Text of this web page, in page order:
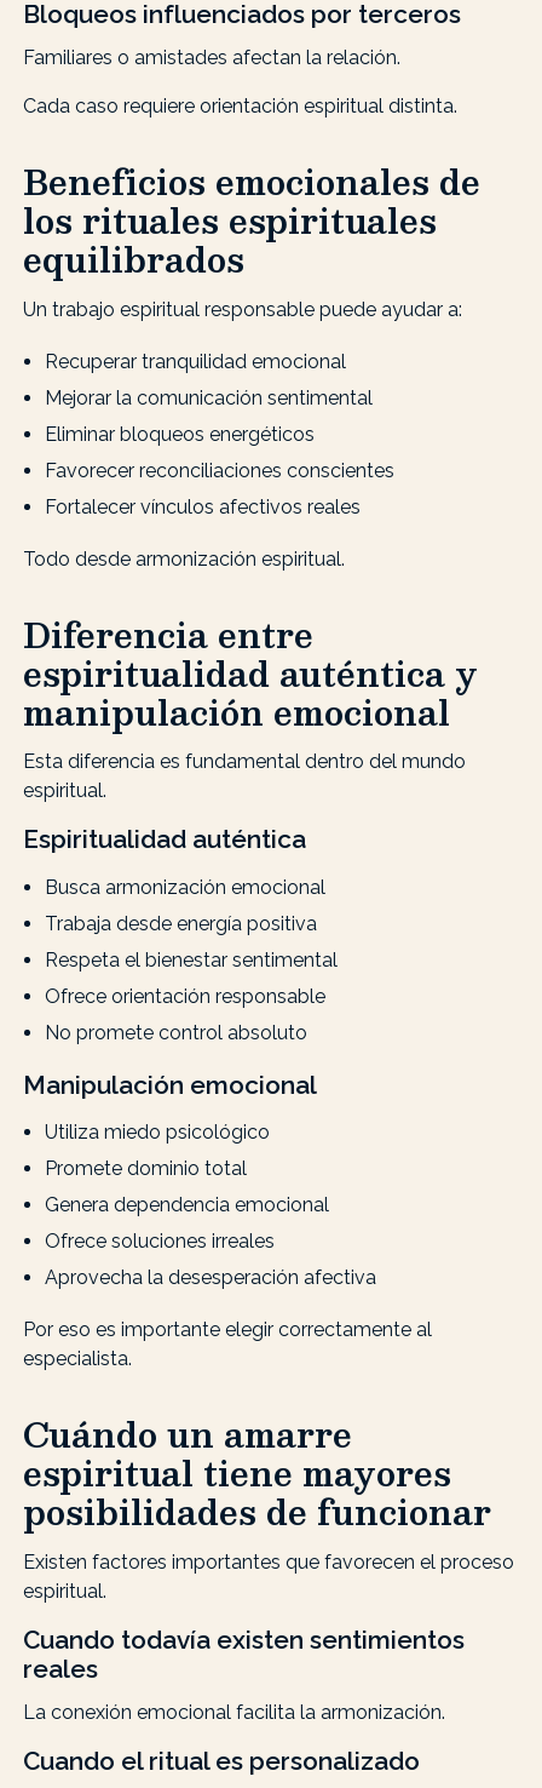
Bloqueos influenciados por terceros
Familiares o amistades afectan la relación.
Cada caso requiere orientación espiritual distinta.
Beneficios emocionales de
los rituales espirituales
equilibrados
Un trabajo espiritual responsable puede ayudar a:
Recuperar tranquilidad emocional
Mejorar la comunicación sentimental
Eliminar bloqueos energéticos
Favorecer reconciliaciones conscientes
Fortalecer vínculos afectivos reales
Todo desde armonización espiritual.
Diferencia entre
espiritualidad auténtica y
manipulación emocional
Esta diferencia es fundamental dentro del mundo
espiritual.
Espiritualidad auténtica
Busca armonización emocional
Trabaja desde energía positiva
Respeta el bienestar sentimental
Ofrece orientación responsable
No promete control absoluto
Manipulación emocional
Utiliza miedo psicológico
Promete dominio total
Genera dependencia emocional
Ofrece soluciones irreales
Aprovecha la desesperación afectiva
Por eso es importante elegir correctamente al
especialista.
Cuándo un amarre
espiritual tiene mayores
posibilidades de funcionar
Existen factores importantes que favorecen el proceso
espiritual.
Cuando todavía existen sentimientos
reales
La conexión emocional facilita la armonización.
Cuando el ritual es personalizado